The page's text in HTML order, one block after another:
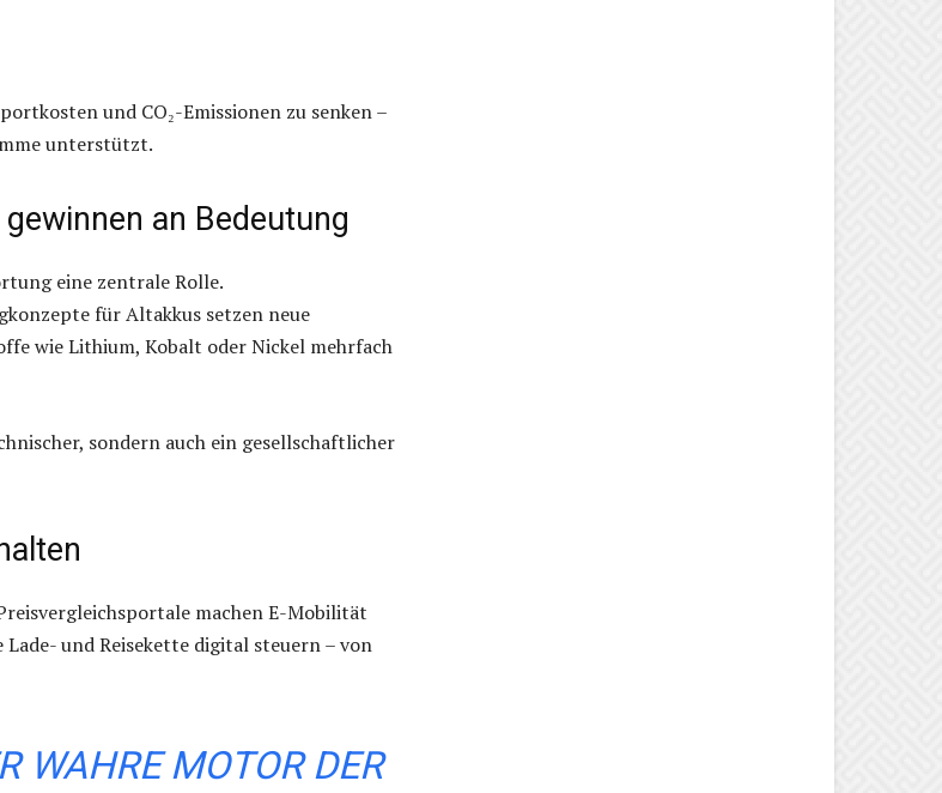
und CO₂-Emissionen zu senken –
unterstützt.
an Bedeutung
eine zentrale Rolle.
für Altakkus setzen neue
wie Lithium, Kobalt oder Nickel mehrfach
sondern auch ein gesellschaftlicher
machen E-Mobilität
und Reisekette digital steuern – von
WAHRE MOTOR DER